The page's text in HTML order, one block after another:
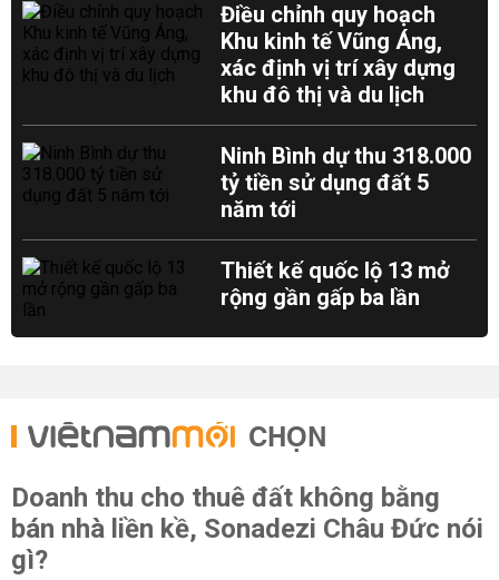
Điều chỉnh quy hoạch
Khu kinh tế Vũng Áng,
xác định vị trí xây dựng
khu đô thị và du lịch
Ninh Bình dự thu 318.000
tỷ tiền sử dụng đất 5
năm tới
Thiết kế quốc lộ 13 mở
rộng gần gấp ba lần
CHỌN
Doanh thu cho thuê đất không bằng
bán nhà liền kề, Sonadezi Châu Đức nói
gì?